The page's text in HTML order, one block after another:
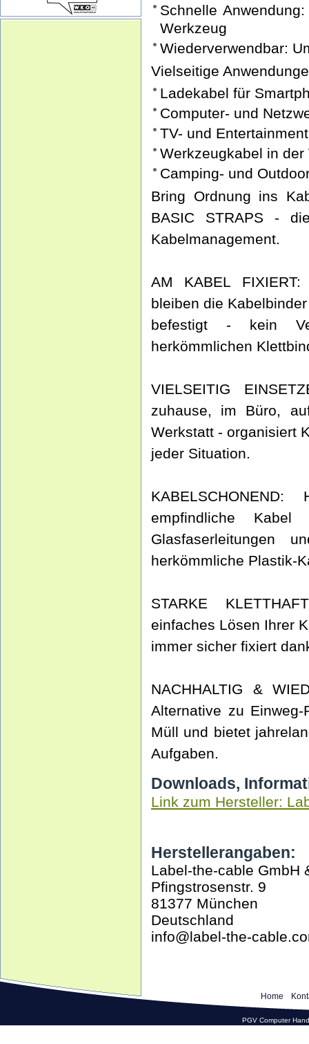
Schnelle
Werkzeug
Wiederverwendbar:
Vielseitige
Ladekabel für
Computer- und
TV- und
Werkzeugkabel in der
Camping- und
Bring Ordnung ins
BASIC STRAPS -
Kabelmanagement.
AM KABEL
bleiben die
befestigt - kein
herkömmlichen
VIELSEITIG
zuhause, im Büro,
Werkstatt - organisiert
jeder Situation.
empfindliche
Glasfaserleitungen
herkömmliche Plastik-
STARKE
einfaches Lösen Ihrer
immer sicher fixiert
NACHHALTIG &
Alternative zu
Müll und bietet
Aufgaben.
Downloads,
Link zum Hersteller:
Herstellerangaben:
Label-the-cable GmbH
Pfingstrosenstr. 9
81377 München
Deutschland
info@label-the-
Home
PGV Computer